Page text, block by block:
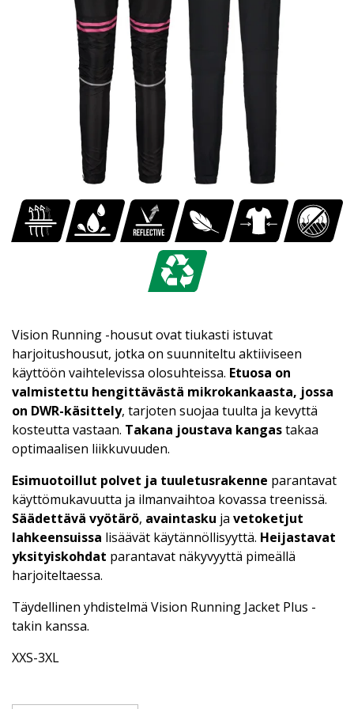
Vision Running -housut ovat tiukasti istuvat
harjoitushousut, jotka on suunniteltu aktiiviseen
käyttöön vaihtelevissa olosuhteissa. Etuosa on
valmistettu hengittävästä mikrokankaasta, jossa
on DWR-käsittely, tarjoten suojaa tuulta ja kevyttä
kosteutta vastaan. Takana joustava kangastakaa
optimaalisen liikkuvuuden.
Esimuotoillut polvet ja tuuletusrakenne parantavat
käyttömukavuutta ja ilmanvaihtoa kovassa treenissä.
Säädettävä vyötärö, avaintasku ja vetoketjut
lahkeensuissa lisäävät käytännöllisyyttä. Heijastavat
yksityiskohdat parantavat näkyvyyttä pimeällä
harjoiteltaessa.
Täydellinen yhdistelmä Vision Running Jacket Plus -
takin kanssa.
XXS-3XL